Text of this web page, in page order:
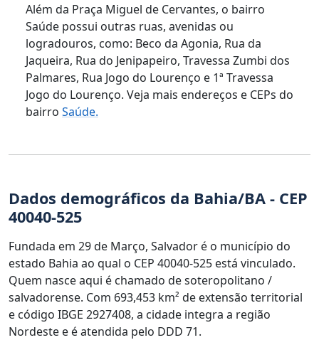
Além da Praça Miguel de Cervantes, o bairro
Saúde possui outras ruas, avenidas ou
logradouros, como: Beco da Agonia, Rua da
Jaqueira, Rua do Jenipapeiro, Travessa Zumbi dos
Palmares, Rua Jogo do Lourenço e 1ª Travessa
Jogo do Lourenço. Veja mais endereços e CEPs do
bairro Saúde.
Dados demográficos da Bahia/BA - CEP
40040-525
Fundada em 29 de Março, Salvador é o município do
estado Bahia ao qual o CEP 40040-525 está vinculado.
Quem nasce aqui é chamado de soteropolitano /
salvadorense. Com 693,453 km² de extensão territorial
e código IBGE 2927408, a cidade integra a região
Nordeste e é atendida pelo DDD 71.